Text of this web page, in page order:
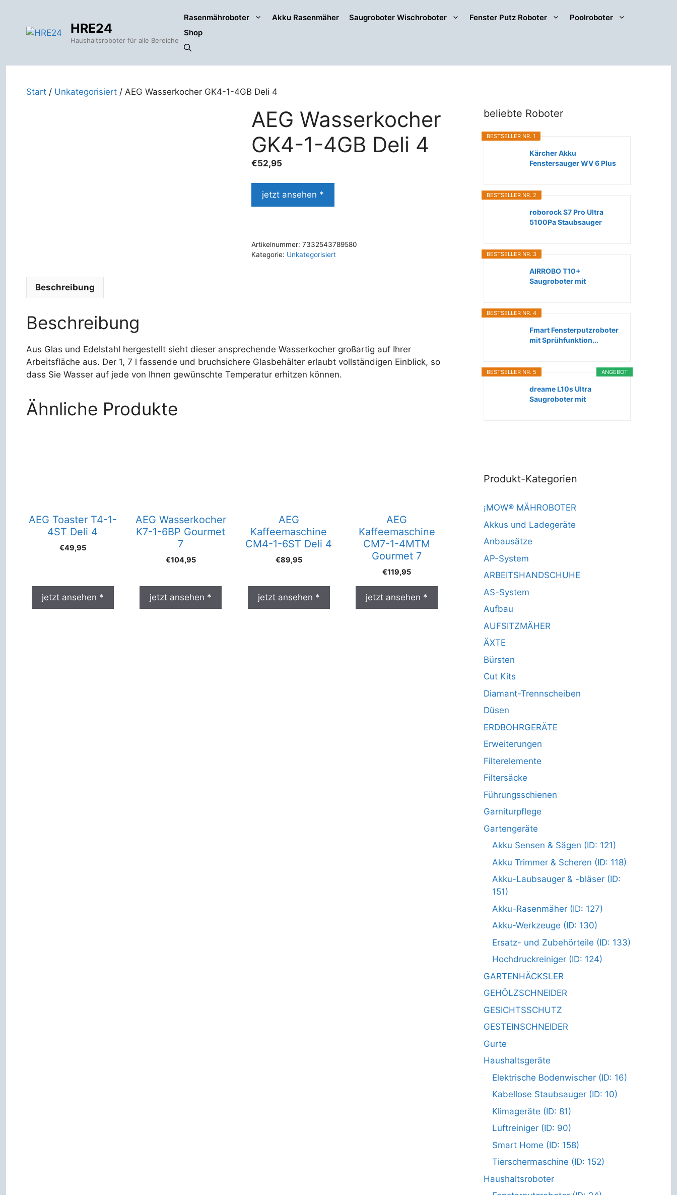
springen
HRE24
Haushaltsroboter für alle Bereiche
Rasenmähroboter Akku Rasenmäher Saugroboter Wischroboter Fenster Putz Roboter
Poolroboter
Shop
Start / Unkategorisiert / AEG Wasserkocher GK4-1-4GB Deli 4
AEG Wasserkocher
GK4-1-4GB Deli 4
€52,95
jetzt ansehen *
Artikelnummer:7332543789580
Kategorie: Unkategorisiert
Beschreibung
Beschreibung
Aus Glas und Edelstahl hergestellt sieht dieser ansprechende Wasserkocher großartig auf Ihrer
Arbeitsfläche aus. Der 1, 7 l fassende und bruchsichere Glasbehälter erlaubt vollständigen Einblick, so
dass Sie Wasser auf jede von Ihnen gewünschte Temperatur erhitzen können.
Ähnliche Produkte
AEG Toaster T4-1-
4ST Deli 4
€49,95
jetzt ansehen *
AEG Wasserkocher
K7-1-6BP Gourmet
7
€104,95
jetzt ansehen *
AEG
Kaffeemaschine
CM4-1-6ST Deli 4
€89,95
jetzt ansehen *
AEG
Kaffeemaschine
CM7-1-4MTM
Gourmet 7
€119,95
jetzt ansehen *
beliebte Roboter
BESTSELLER NR. 1
Kärcher Akku
Fenstersauger WV 6 Plus
BESTSELLER NR. 2
roborock S7 Pro Ultra
5100Pa Staubsauger
BESTSELLER NR. 3
AIRROBO T10+
Saugroboter mit
BESTSELLER NR. 4
Fmart Fensterputzroboter
mit Sprühfunktion...
ANGEBOT
BESTSELLER NR. 5
dreame L10s Ultra
Saugroboter mit
Produkt-Kategorien
¡MOW® MÄHROBOTER
Akkus und Ladegeräte
Anbausätze
AP-System
ARBEITSHANDSCHUHE
AS-System
Aufbau
AUFSITZMÄHER
ÄXTE
Bürsten
Cut Kits
Diamant-Trennscheiben
Düsen
ERDBOHRGERÄTE
Erweiterungen
Filterelemente
Filtersäcke
Führungsschienen
Garniturpflege
Gartengeräte
Akku Sensen & Sägen (ID: 121)
Akku Trimmer & Scheren (ID: 118)
Akku-Laubsauger & -bläser (ID:
151)
Akku-Rasenmäher (ID: 127)
Akku-Werkzeuge (ID: 130)
Ersatz- und Zubehörteile (ID: 133)
Hochdruckreiniger (ID: 124)
GARTENHÄCKSLER
GEHÖLZSCHNEIDER
GESICHTSSCHUTZ
GESTEINSCHNEIDER
Gurte
Haushaltsgeräte
Elektrische Bodenwischer (ID: 16)
Kabellose Staubsauger (ID: 10)
Klimageräte (ID: 81)
Luftreiniger (ID: 90)
Smart Home (ID: 158)
Tierschermaschine (ID: 152)
Haushaltsroboter